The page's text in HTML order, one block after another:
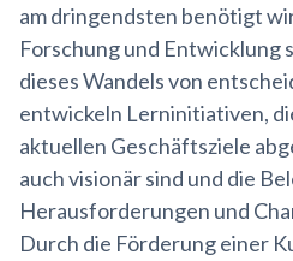
am dringendsten benötigt
Forschung und Entwicklung
dieses Wandels von
entwickeln Lerninitiativen,
aktuellen Geschäftsziele
auch visionär sind und die
Herausforderungen und
Durch die Förderung einer